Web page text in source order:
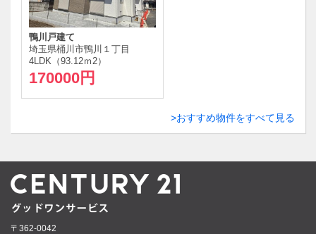
鴨川戸建て
埼玉県桶川市鴨川１丁目
4LDK（93.12ｍ 2）
170000円
おすすめ物件をすべて見る
〒362-0042